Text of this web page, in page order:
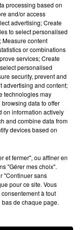
2025 À 10H00
processing based on
and/or access
advertising; Create
to select personalised
Measure content
or combinations
services; Create
personalised
security, prevent and
advertising and content;
technologies may
data to offer
on information actively
and combine data from
devices based on
et fermer", ou affiner en
"Gérer mes choix".
"Continuer sans
pour ce site. Vous
à tout
de chaque page.